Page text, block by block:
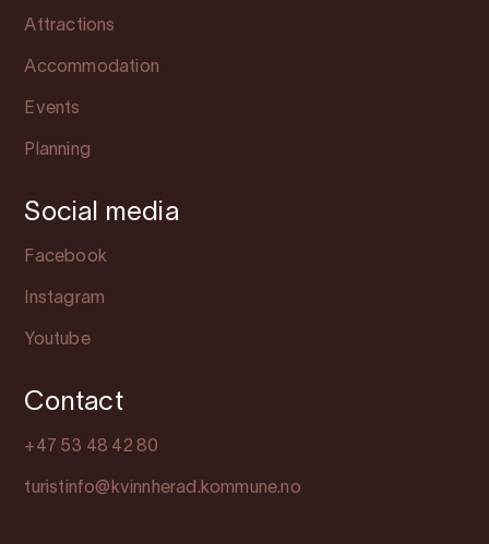
Attractions
Accommodation
Events
Planning
Social media
Facebook
Instagram
Youtube
Contact
+47 53 48 42 80
turistinfo@kvinnherad.kommune.no